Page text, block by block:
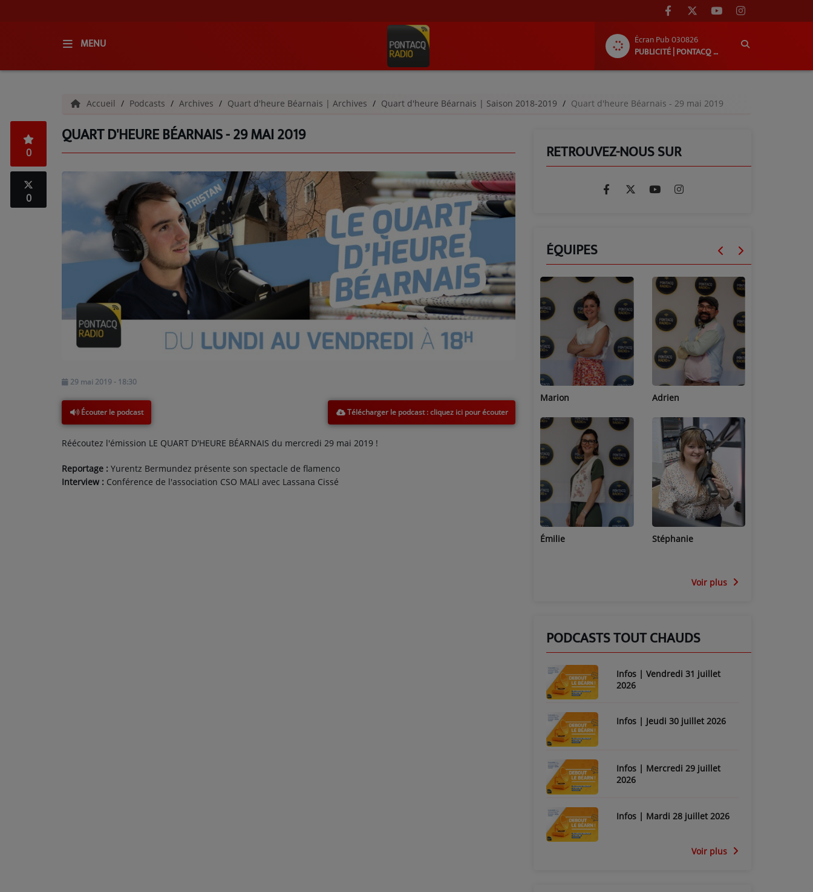
MENU
Écran Pub 030826
PUBLICITÉ | PONTACQ RADIO
QUI SOMMES-NOUS ?
GRILLE DES PROGRAMMES
C'ÉTAIT QUOI CE TITRE ?
PODCASTS - SAISON 2026/2027
NOS PROGRAMMES COURTS
ARCHIVES - SAISONS PASSÉES
ANNONCEURS & ESPACE PRO
VOTRE PUBLICITÉ SUR PONTACQ RADIO
Accueil Podcasts Archives Quart d'heure Béarnais | Archives Quart d'heure Béarnais | Saison 2018-2019 Quart d'heure Béarnais - 29 mai 2019
QUART D'HEURE BÉARNAIS - 29 MAI 2019
0
0
29 mai 2019 - 18:30
Écouter le podcast Télécharger le podcast
Réécoutez l'émission LE QUART D'HEURE BÉARNAIS du mercredi 29 mai 2019 !
Reportage : Yurentz Bermundez présente son spectacle de flamenco
Interview : Conférence de l'association CSO MALI avec Lassana Cissé
RETROUVEZ-NOUS SUR
ÉQUIPES
Marion Adrien
Stéphanie
Lucas
Jean-Michel
Voir plus
PODCASTS TOUT CHAUDS
Infos | Vendredi 31 juillet
2026
Infos | Jeudi 30 juillet 2026
Infos | Mercredi 29 juillet
2026
Infos | Mardi 28 juillet 2026
Voir plus